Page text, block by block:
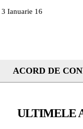
3 Ianuarie 16
ACORD DE
ULTIMELE